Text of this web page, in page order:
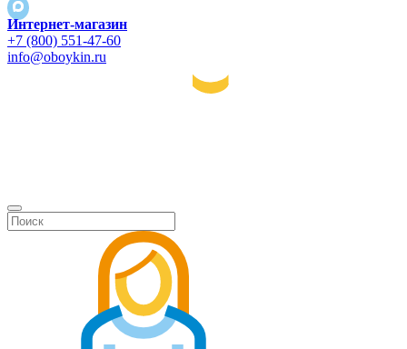
Интернет-магазин
+7 (800) 551-47-60
info@oboykin.ru